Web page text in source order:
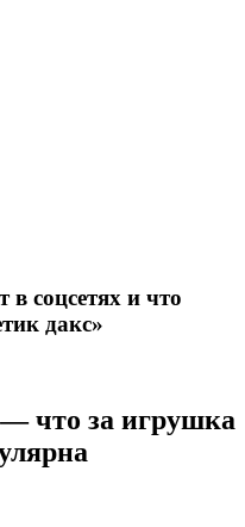
соцсетях и что
дакс»
что за игрушка